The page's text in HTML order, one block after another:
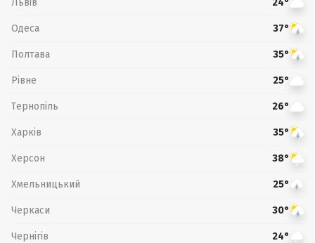
24°
Одеса 37°
Полтава 35°
Рівне 25°
Тернопіль 26°
Харків 35°
Херсон 38°
Хмельницький 25°
Черкаси 30°
Чернігів 24°